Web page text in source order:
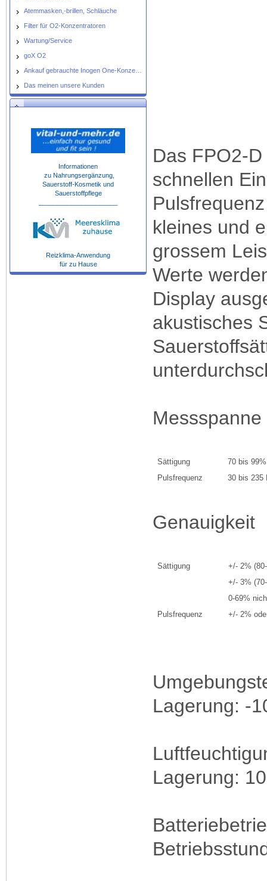
Atemmasken,-brillen, Schläuche
Filter für O2-Konzentratoren
Wartung/Service
goX O2
Ankauf gebrauchte Inogen One-Konzentratoren
Das meinen unsere Kunden
Informationen
zu Nahrungsergänzung,
Sauerstoff-Kosmetik und
Sauerstoffpflege
Reizklima-Anwendung
für zu Hause
Das FPO2-
schnellen
kleines und
grossem
Werte
Display
akustisches
Messspanne
Sättigung
70 bis 99%
Pulsfrequenz
30 bis 235
Genauigkeit
Sättigung
+/- 2%
+/- 3%
0-69%
Pulsfrequenz
+/- 2%
Lagerung: -
Lagerung: